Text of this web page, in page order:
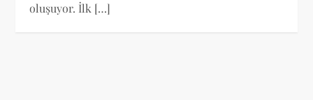
oluşuyor. İlk […]